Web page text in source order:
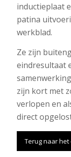
inductieplaat
patina
werkblad.
Ze zijn
eindresultaat
zijn kort met
verlopen en
direct
Terug naar het